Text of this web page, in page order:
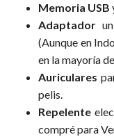
Memoria USB
Adaptador
(Aunque en
en la mayoría
Auriculares
pelis.
Repelente
compré para